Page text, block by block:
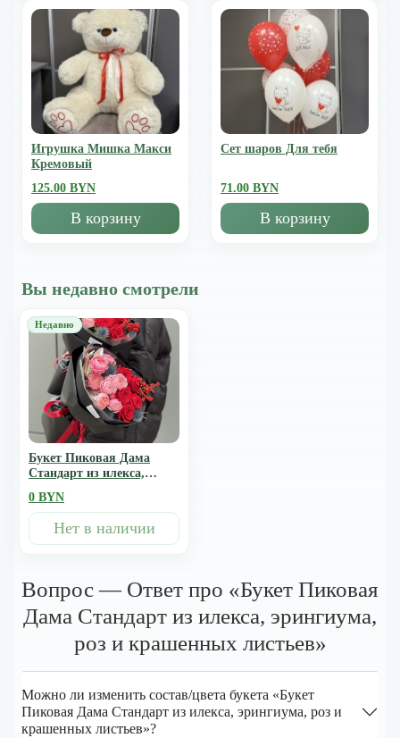
Игрушка Мишка Mакси
Кремовый
125.00 BYN
В корзину
Сет шаров Для тебя
71.00 BYN
В корзину
Вы недавно смотрели
Букет Пиковая Дама
Стандарт из илекса,
крашенных листьев
0 BYN
Нет в наличии
Вопрос — Ответ про «Букет Пиковая
Дама Стандарт из илекса, эрингиума,
роз и крашенных листьев»
Можно ли изменить состав/цвета букета «Букет
Пиковая Дама Стандарт из илекса, эрингиума, роз и
крашенных листьев»?